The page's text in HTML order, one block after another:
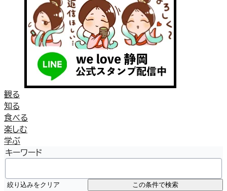
観る
知る
食べる
楽しむ
学ぶ
キーワード
絞り込みをクリア この条件で検索